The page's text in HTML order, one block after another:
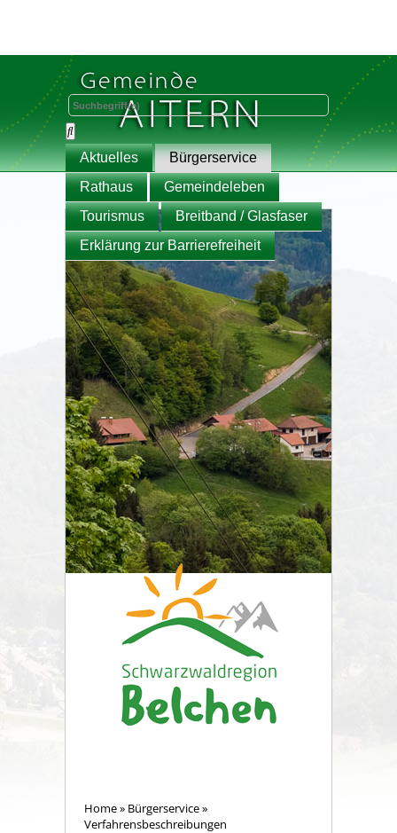
Aktuelles
Bürgerservice
Rathaus
Gemeindeleben
Tourismus
Breitband / Glasfaser
Erklärung zur Barrierefreiheit
Home» Bürgerservice»
Verfahrensbeschreibungen